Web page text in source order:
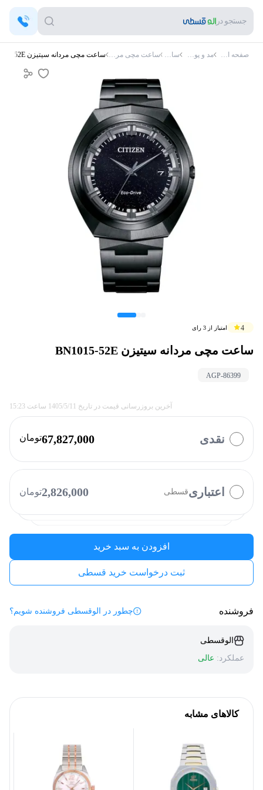
جستجو در
صفحه اصلی مد و پوشاک ساعت ساعت مچی مردانه ساعت مچی مردانه سیتیزن BN1015-52E
4 امتیاز از 3 رای
ساعت مچی مردانه سیتیزن BN1015-52E
AGP-86399
آخرین بروزرسانی قیمت در تاریخ 1405/5/11 ساعت 15:23
نقدی 67,827,000تومان
اعتباریقسطی 2,826,000تومان
با چه روشی میخواهید پرداخت کنید؟
الوپی کارت رفاهی
افزودن به سبد خرید
ثبت درخواست خرید قسطی
فروشنده چطور در الوقسطی فروشنده شویم؟
الوقسطی
عملکرد: عالی
کالاهای مشابه